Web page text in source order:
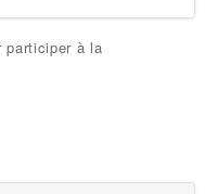
participer à la